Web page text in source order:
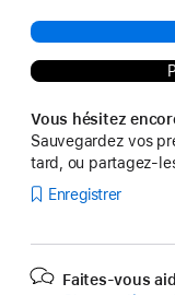
Vous hésitez
Sauvegardez vos
tard, ou partagez-
Enregistrer
Faites-vous